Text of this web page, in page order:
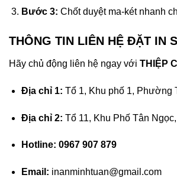
Bước 3: Chốt duyệt ma-két nhanh
THÔNG TIN LIÊN HỆ ĐẶT IN
Hãy chủ động liên hệ ngay với THIỆP
Địa chỉ 1: Tổ 1, Khu phố 1, Phường
Địa chỉ 2: Tổ 11, Khu Phố Tân
Hotline: 0967 907 879
Email: inanminhtuan@gmail.com